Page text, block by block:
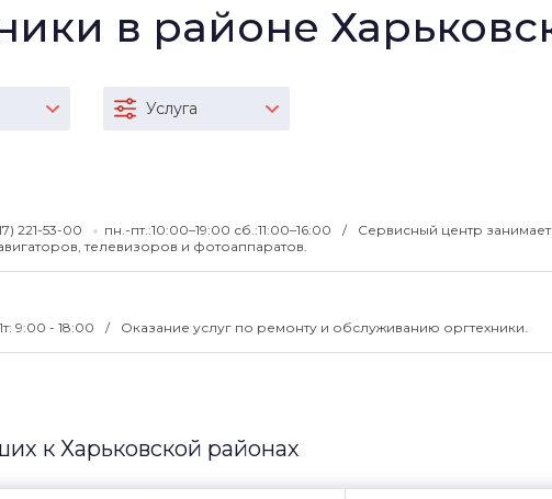
в районе
Услуга
221-53-00 пн.-пт.:10:00–19:00 сб.:11:00–16:00
Сервисный центр
телевизоров и фотоаппаратов.
9:00 - 18:00 Оказание услуг по ремонту и обслуживанию оргтехники.
к Харьковской районах